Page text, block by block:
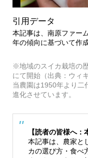
引用データ
本記事は、南原ファー
年の傾向に基づいて作
※地域のスイカ栽培の
にて開始（出典：ウィ
当農園は1950年より二
進化させています。
【読者の皆様へ：
本記事は、農家と
カの選び方・食べ